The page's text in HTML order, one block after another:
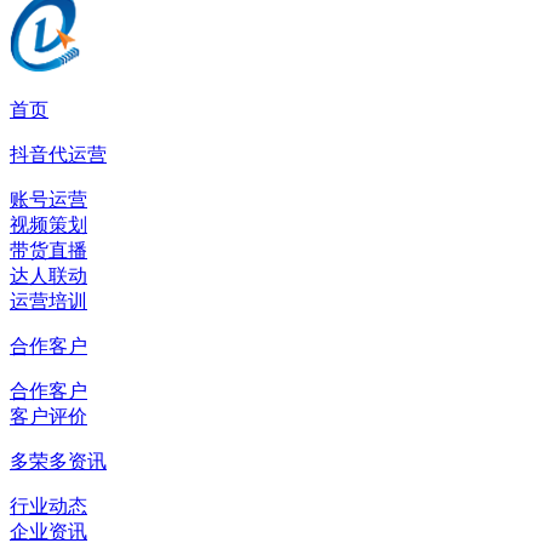
首页
抖音代运营
账号运营
视频策划
带货直播
达人联动
运营培训
合作客户
合作客户
客户评价
多荣多资讯
行业动态
企业资讯